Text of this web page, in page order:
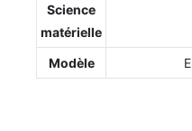
Science
matérielle
Modèle